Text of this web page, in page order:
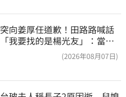
突向姜厚任道歉！田路路喊話
「我要找的是楊光友」：當時
(2026年08月07日)